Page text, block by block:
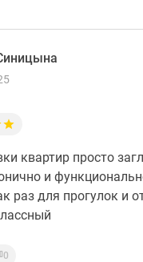
квартир просто
и
раз для прогулок и
0